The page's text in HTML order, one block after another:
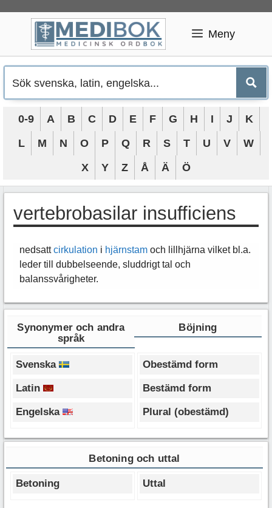
Meny
0-9 A B C D E F G H I J
K
L
M N O P Q R S T U V
W
X
Y Z Å Ä Ö
vertebrobasilar insufficiens
nedsattcirkulation i hjärnstam och lillhjärna vilket bl.a.
leder till dubbelseende, sluddrigt tal och
balanssvårigheter.
Synonymer och andra
språk
Böjning
Svenska
Latin
Engelska
Obestämd form
Bestämd form
Plural (obestämd)
Betoning och uttal
Betoning Uttal